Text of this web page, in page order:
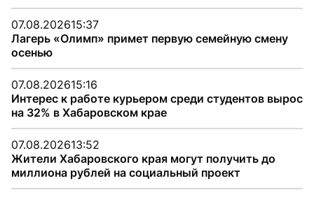
07.08.202615:37
Лагерь «Олимп» примет первую семейную смену
осенью
07.08.202615:16
Интерес к работе курьером среди студентов вырос
на 32% в Хабаровском крае
07.08.202613:52
Жители Хабаровского края могут получить до
миллиона рублей на социальный проект